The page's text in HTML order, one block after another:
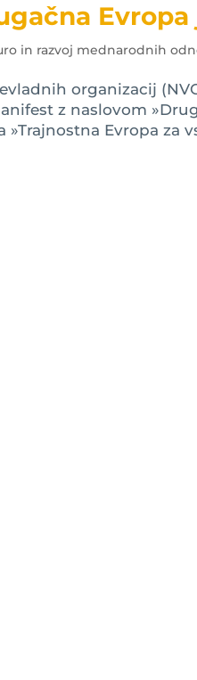
Evropa
in razvoj mednarodnih
organizacij
z naslovom
Evropa za